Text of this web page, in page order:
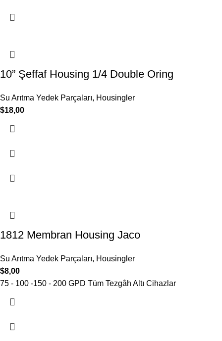
10” Şeffaf Housing 1/4 Double Oring
Su Arıtma Yedek Parçaları, Housingler
$18,00
1812 Membran Housing Jaco
Su Arıtma Yedek Parçaları, Housingler
$8,00
75 - 100 -150 - 200 GPD Tüm Tezgâh Altı Cihazlar